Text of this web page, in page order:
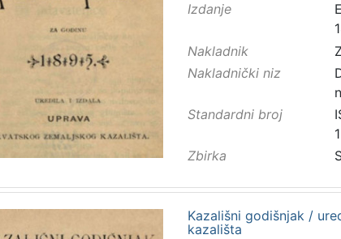
Izdanje
Nakladnik
Nakladnički niz
Standardni broj
1
Zbirka
Kazališni godišnjak /
kazališta